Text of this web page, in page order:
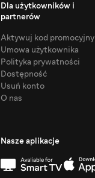
Dla użytkowników i
partnerów
Aktywuj kod promocyjny
Umowa użytkownika
Polityka prywatności
Dostępność
Usuń konto
O nas
Nasze aplikacje